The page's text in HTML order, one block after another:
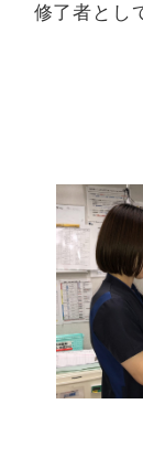
修了者とし